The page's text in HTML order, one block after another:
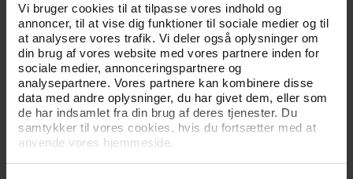
Vi bruger cookies til at tilpasse vores indhold og
annoncer, til at vise dig funktioner til sociale medier og til
at analysere vores trafik. Vi deler også oplysninger om
din brug af vores website med vores partnere inden for
sociale medier, annonceringspartnere og
analysepartnere. Vores partnere kan kombinere disse
data med andre oplysninger, du har givet dem, eller som
de har indsamlet fra din brug af deres tjenester. Du
samtykker til vores cookies, hvis du fortsætter med at
anvende vores hjemmeside.
23.07.2026
NYHED